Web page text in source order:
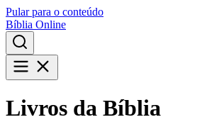
Pular para o conteúdo
Bíblia Online
Livros da Bíblia